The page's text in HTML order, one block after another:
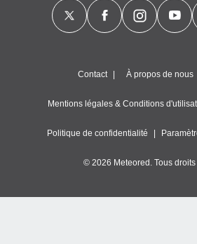
Contact À propos de nous
Mentions légales & Conditions
Politique de confidentialité
© 2026 Meteored. Tous